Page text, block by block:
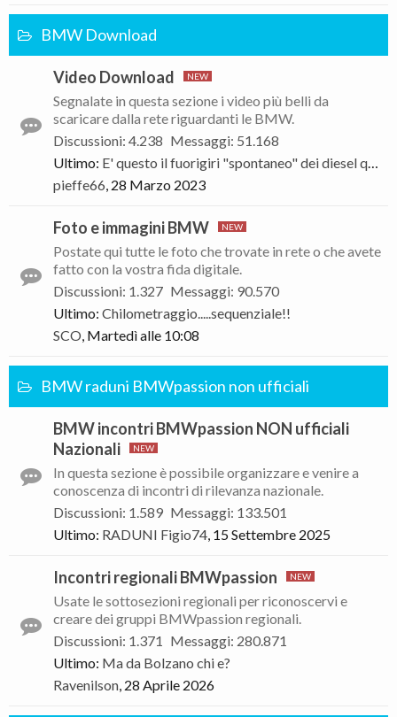
BMW Download
Video Download
Segnalate in questa sezione i video più belli da
scaricare dalla rete riguardanti le BMW.
Discussioni: 4.238 Messaggi: 51.168
Ultimo: E' questo il fuorigiri "spontaneo" dei diesel quando muore la turbina?
pieffe66, 28 Marzo 2023
Foto e immagini BMW
Postate qui tutte le foto che trovate in rete o che avete
fatto con la vostra fida digitale.
Discussioni: 1.327 Messaggi: 90.570
Ultimo: Chilometraggio.....sequenziale!!
SCO, Martedì alle 10:08
BMW raduni BMWpassion non ufficiali
BMW incontri BMWpassion NON ufficiali
Nazionali
In questa sezione è possibile organizzare e venire a
conoscenza di incontri di rilevanza nazionale.
Discussioni: 1.589 Messaggi: 133.501
Ultimo: RADUNI Figio74, 15 Settembre 2025
Incontri regionali BMWpassion
Usate le sottosezioni regionali per riconoscervi e
creare dei gruppi BMWpassion regionali.
Discussioni: 1.371 Messaggi: 280.871
Ultimo: Ma da Bolzano chi e?
Ravenilson, 28 Aprile 2026